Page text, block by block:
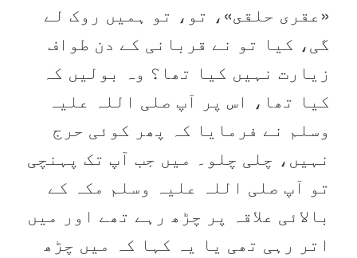
«عقرى حلقى»،‏‏‏‏ تو، تو ہمیں روک لے
گی، کیا تو نے قربانی کے دن طواف
زیارت نہیں کیا تھا؟ وہ بولیں کہ
کیا تھا، اس پر آپ صلی اللہ علیہ
وسلم نے فرمایا کہ پھر کوئی حرج
نہیں، چلی چلو۔ میں جب آپ تک پہنچی
تو آپ صلی اللہ علیہ وسلم مکہ کے
بالائی علاقہ پر چڑھ رہے تھے اور میں
اتر رہی تھی یا یہ کہا کہ میں چڑھ